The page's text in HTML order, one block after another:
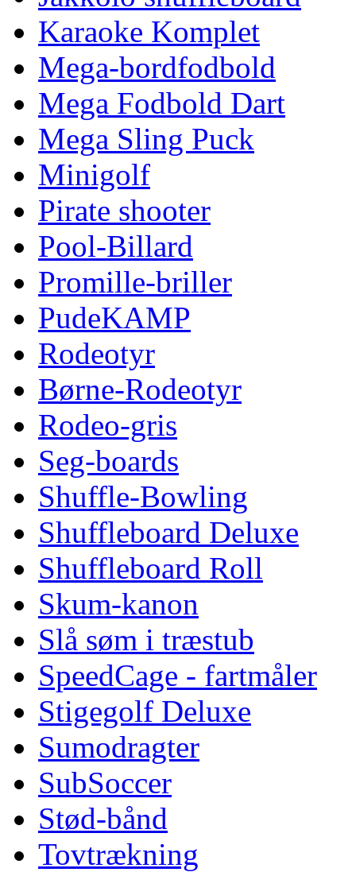
Karaoke Komplet
Mega-bordfodbold
Mega Fodbold Dart
Mega Sling Puck
Minigolf
Pirate shooter
Pool-Billard
Promille-briller
PudeKAMP
Rodeotyr
Børne-Rodeotyr
Rodeo-gris
Seg-boards
Shuffle-Bowling
Shuffleboard Deluxe
Shuffleboard Roll
Skum-kanon
Slå søm i træstub
SpeedCage - fartmåler
Stigegolf Deluxe
Sumodragter
SubSoccer
Stød-bånd
Tovtrækning